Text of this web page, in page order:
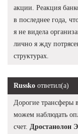
акции. Реакция
в последнее года,
я не видела
лично я жду
структурах.
Russko ответил(а)
Дорогие трансферы
можем наблюдать
счет. Дростанолон